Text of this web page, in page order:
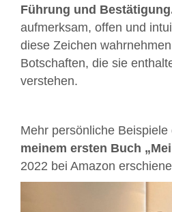
Führung und
aufmerksam, offen und
diese Zeichen
Botschaften, die sie
verstehen.
Mehr persönliche
meinem ersten Buch
2022 bei Amazon